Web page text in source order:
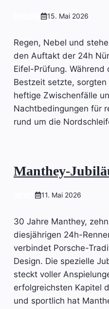
15. Mai 2026
Regen, Nebel und
den Auftakt der 24h
Eifel-Prüfung. Während
Bestzeit setzte, sorgten
heftige Zwischenfälle
Nachtbedingungen für
rund um die
Manthey-
11. Mai 2026
30 Jahre Manthey, zehn
diesjährigen 24h-
verbindet Porsche-
Design. Die spezielle
steckt voller
erfolgreichsten Kapitel
und sportlich hat